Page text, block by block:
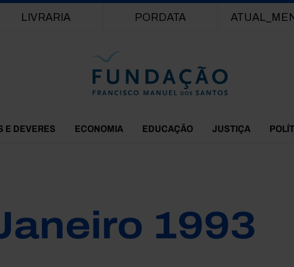
LIVRARIA PORDATA
E DEVERES ECONOMIA EDUCAÇÃO JUSTIÇA
1993